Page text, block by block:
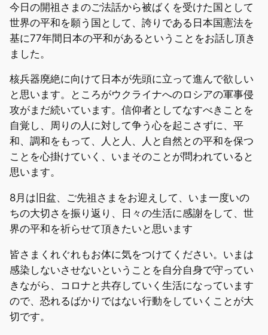
今日の開祖さまのご法話から被ばくを受けた国として
世界の平和を願う国として、誇りである日本国憲法を
基に77年間日本の平和があるということをお話し頂き
ました。
核兵器廃絶に向けて日本が先頭に立って進んで欲しい
と思います。ところがウクライナへのロシアの軍事侵
攻がまだ続いています。信仰者としてなすべきことを
自覚し、周りの人に対して争う心を起こさずに、平
和、調和をもって、人と人、人と自然との平和を保つ
ことを心掛けていく、いまそのことが問われていると
思います。
8月は旧盆、ご先祖さまをお迎えして、いま一度いの
ちの大切さを振り返り、日々の生活に感謝をして、世
界の平和を祈らせて頂きたいと思います
皆さまくれぐれもお体に気をつけてください。いまは
感染しないさせないということを自分自身で守ってい
きながら、コロナと共存していく生活になっています
ので、恐れるばかりではない行動をしていくことが大
切です。